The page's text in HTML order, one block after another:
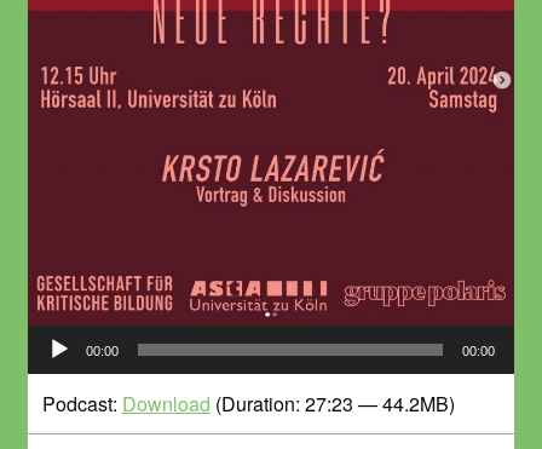
Audio-
Player
00:00 00:00
Podcast: Download (Duration: 27:23 — 44.2MB)